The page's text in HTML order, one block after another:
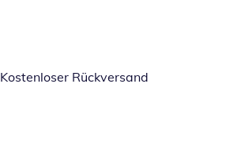
Kostenloser Rückversand